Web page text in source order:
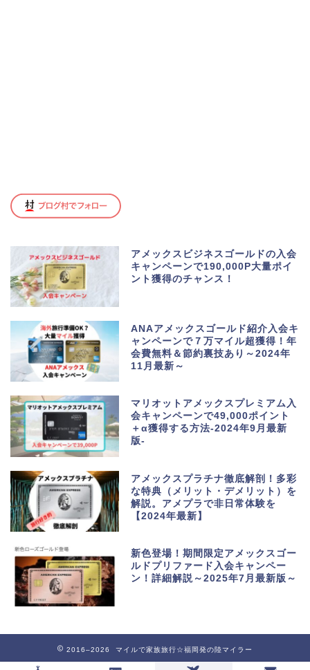
アメックスビジネスゴールドの入会
キャンペーンで190,000P大量ポイ
ント獲得のチャンス！
ANAアメックスゴールド紹介入会キ
ャンペーンで７万マイル超獲得！年
会費無料＆節約裏技あり～2024年
11月最新～
マリオットアメックスプレミアム入
会キャンペーンで49,000ポイント
＋α獲得する方法-2024年9月最新
版-
アメックスプラチナ徹底解剖！多彩
な特典（メリット・デメリット）を
解説。アメプラで非日常体験を
【2024年最新】
新色登場！期間限定アメックスゴー
ルドプリファード入会キャンペー
ン！詳細解説～2025年7月最新版～
2016–2026 マイルで家族旅行☆福岡発の陸マイラー